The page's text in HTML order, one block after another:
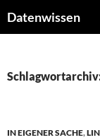
Inhalt
Datenwissen
IN EIGENER SACHE,